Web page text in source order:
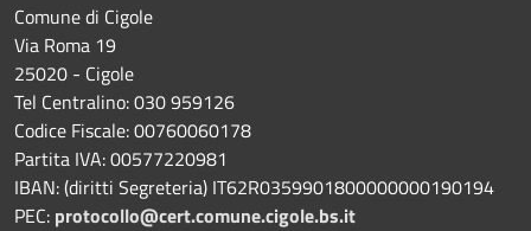
Comune di Cigole
Via Roma 19
25020 - Cigole
Tel Centralino: 030 959126
Codice Fiscale: 00760060178
Partita IVA: 00577220981
IBAN: (diritti Segreteria) IT62R0359901800000000190194
PEC: protocollo@cert.comune.cigole.bs.it